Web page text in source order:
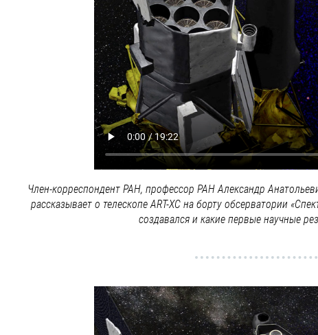
Член-корреспондент РАН, профессор РАН Александр
рассказывает о телескопе ART-XC на борту обсерватории
создавался и какие первые научные